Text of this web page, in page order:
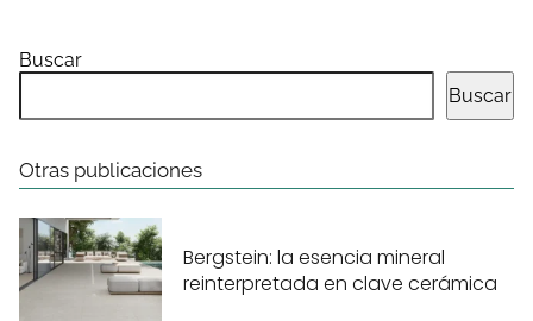
Buscar
Buscar
Otras publicaciones
Bergstein: la esencia mineral
reinterpretada en clave cerámica